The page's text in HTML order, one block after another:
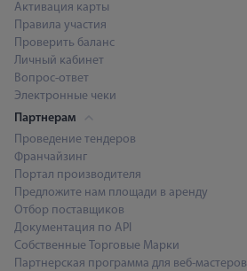
Активация карты
Правила участия
Проверить баланс
Личный кабинет
Вопрос-ответ
Электронные чеки
Партнерам
Проведение тендеров
Франчайзинг
Портал производителя
Предложите нам площади в аренду
Отбор поставщиков
Документация по API
Собственные Торговые Марки
Партнерская программа для веб-мастеров